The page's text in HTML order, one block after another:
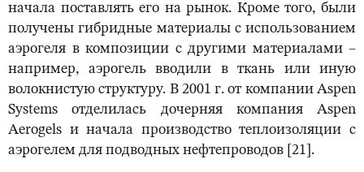
начала поставлять его на рынок. Кроме того, были
получены гибридные материалы с использованием
аэрогеля в композиции с другими материалами –
например, аэрогель вводили в ткань или иную
волокнистую структуру. В 2001 г. от компании Aspen
Systems отделилась дочерняя компания Aspen
Aerogels и начала производство теплоизоляции с
аэрогелем для подводных нефтепроводов [21].